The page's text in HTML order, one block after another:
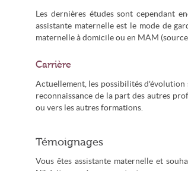
Les dernières études sont cependant
assistante maternelle est le mode de
maternelle à domicile ou en MAM
Carrière
Actuellement, les possibilités
reconnaissance de la part des autres
ou vers les autres formations.
Témoignages
Vous êtes assistante maternelle et